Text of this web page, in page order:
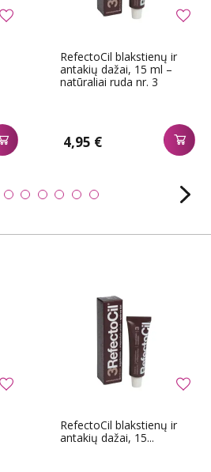
RefectoCil blakstienų ir
antakių dažai, 15 ml –
natūraliai ruda nr. 3
4,95 €
RefectoCil blakstienų ir
antakių dažai, 15...